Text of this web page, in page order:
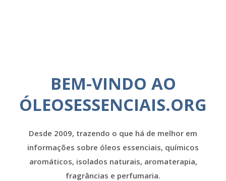
BEM-VINDO AO
ÓLEOSESSENCIAIS.ORG
Desde 2009, trazendo o que há de melhor em
informações sobre óleos essenciais, químicos
aromáticos, isolados naturais, aromaterapia,
fragrâncias e perfumaria.